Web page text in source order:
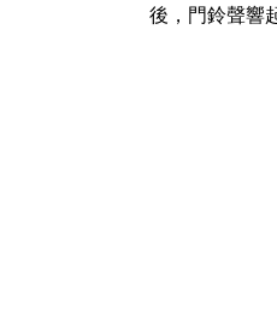
後，門鈴聲響